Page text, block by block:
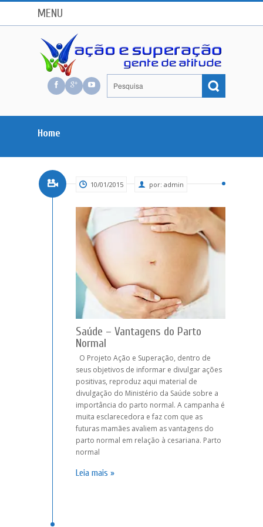
MENU
Home
Saúde – Vantagens do Parto
Normal
10/01/2015 por: admin
O Projeto Ação e Superação, dentro de
seus objetivos de informar e divulgar ações
positivas, reproduz aqui material de
divulgação do Ministério da Saúde sobre a
importância do parto normal. A campanha é
muita esclarecedora e faz com que as
futuras mamães avaliem as vantagens do
parto normal em relação à cesariana. Parto
normal
Leia mais »